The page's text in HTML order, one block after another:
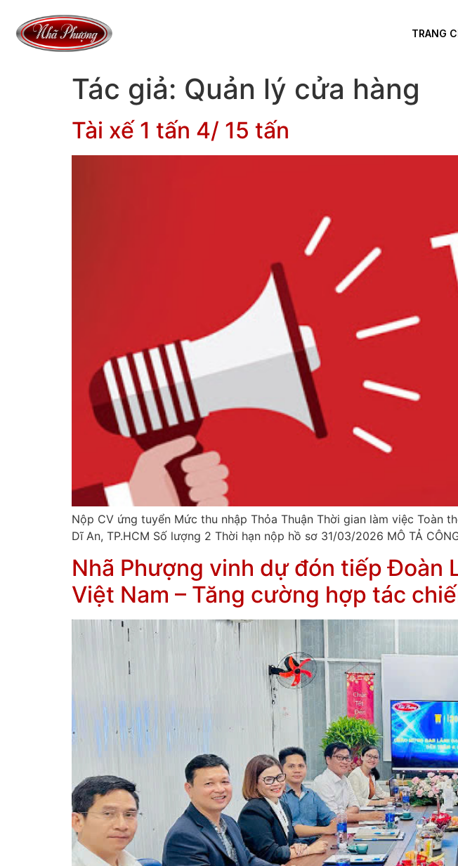
TRANG
Tác giả: Quản lý cửa hàng
Tài xế 1 tấn 4/ 15 tấn
Nộp CV ứng tuyển Mức thu nhập Thỏa Thuận Thời gian làm việc Toàn
Dĩ An, TP.HCM Số lượng 2 Thời hạn nộp hồ sơ 31/03/2026 MÔ TẢ
Nhã Phượng vinh dự đón tiếp Đoàn
Việt Nam – Tăng cường hợp tác